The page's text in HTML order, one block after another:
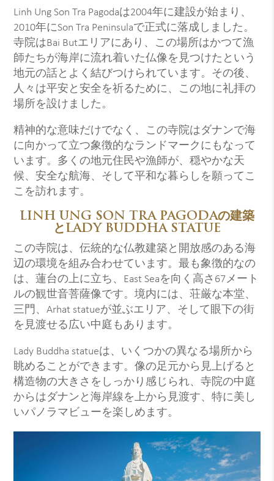
Linh Ung Son Tra Pagodaは2004年に建設が始まり、
2010年にSon Tra Peninsulaで正式に落成しました。
寺院はBai Butエリアにあり、この場所はかつて漁
師たちが海岸に流れ着いた仏像を見つけたという
地元の話とよく結びつけられています。その後、
人々は平安と安全を祈るために、この地に礼拝の
場所を設けました。
精神的な意味だけでなく、この寺院はダナンで海
に向かって立つ象徴的なランドマークにもなって
います。多くの地元住民や漁師が、穏やかな天
候、安全な航海、そして平和な暮らしを願ってこ
こを訪れます。
LINH UNG SON TRA PAGODAの建築
とLADY BUDDHA STATUE
この寺院は、伝統的な仏教建築と開放感のある海
辺の環境を組み合わせています。最も象徴的なの
は、蓮台の上に立ち、East Seaを向く高さ67メート
ルの観世音菩薩像です。境内には、荘厳な本堂、
三門、Arhat statueが並ぶエリア、そして眼下の街
を見渡せる広い中庭もあります。
Lady Buddha statueは、いくつかの異なる場所から
眺めることができます。像の足元から見上げると
構造物の大きさをしっかり感じられ、寺院の中庭
からはダナンと海岸線を上から見渡す、特に美し
いパノラマビューを楽しめます。